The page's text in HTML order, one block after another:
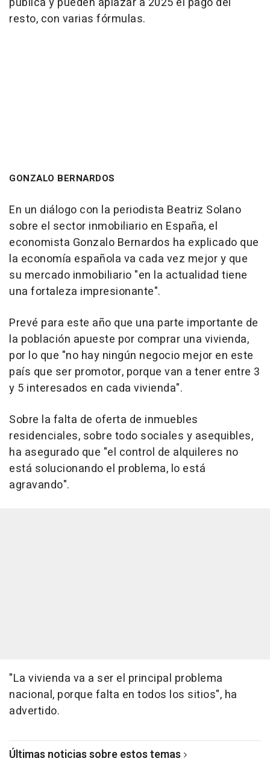
resto, con varias fórmulas.
GONZALO BERNARDOS
En un diálogo con la periodista Beatriz Solano
sobre el sector inmobiliario en España, el
economista Gonzalo Bernardos ha explicado que
la economía española va cada vez mejor y que
su mercado inmobiliario "en la actualidad tiene
una fortaleza impresionante".
Prevé para este año que una parte importante de
la población apueste por comprar una vivienda,
por lo que "no hay ningún negocio mejor en este
país que ser promotor, porque van a tener entre 3
y 5 interesados en cada vivienda".
Sobre la falta de oferta de inmuebles
residenciales, sobre todo sociales y asequibles,
ha asegurado que "el control de alquileres no
está solucionando el problema, lo está
agravando".
"La vivienda va a ser el principal problema
nacional, porque falta en todos los sitios", ha
advertido.
Últimas noticias sobre estos temas